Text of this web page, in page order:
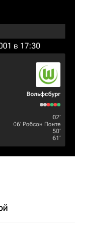
в 17:30
Вольфсбург
02‎’‎
06‎’‎ Робсон Понте
50‎’‎
61‎’‎